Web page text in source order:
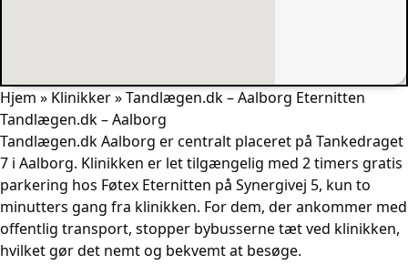
Hjem » Klinikker»Tandlægen.dk – Aalborg Eternitten
Tandlægen.dk – Aalborg
Tandlægen.dk Aalborg er centralt placeret på Tankedraget
7 i Aalborg. Klinikken er let tilgængelig med 2 timers gratis
parkering hos Føtex Eternitten på Synergivej 5, kun to
minutters gang fra klinikken. For dem, der ankommer med
offentlig transport, stopper bybusserne tæt ved klinikken,
hvilket gør det nemt og bekvemt at besøge.